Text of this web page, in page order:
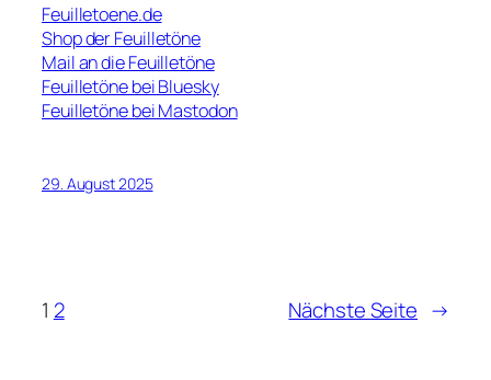
Feuilletoene.de
Shop der Feuilletöne
Mail an die Feuilletöne
Feuilletöne bei Bluesky
Feuilletöne bei Mastodon
29. August 2025
1 2 Nächste Seite →